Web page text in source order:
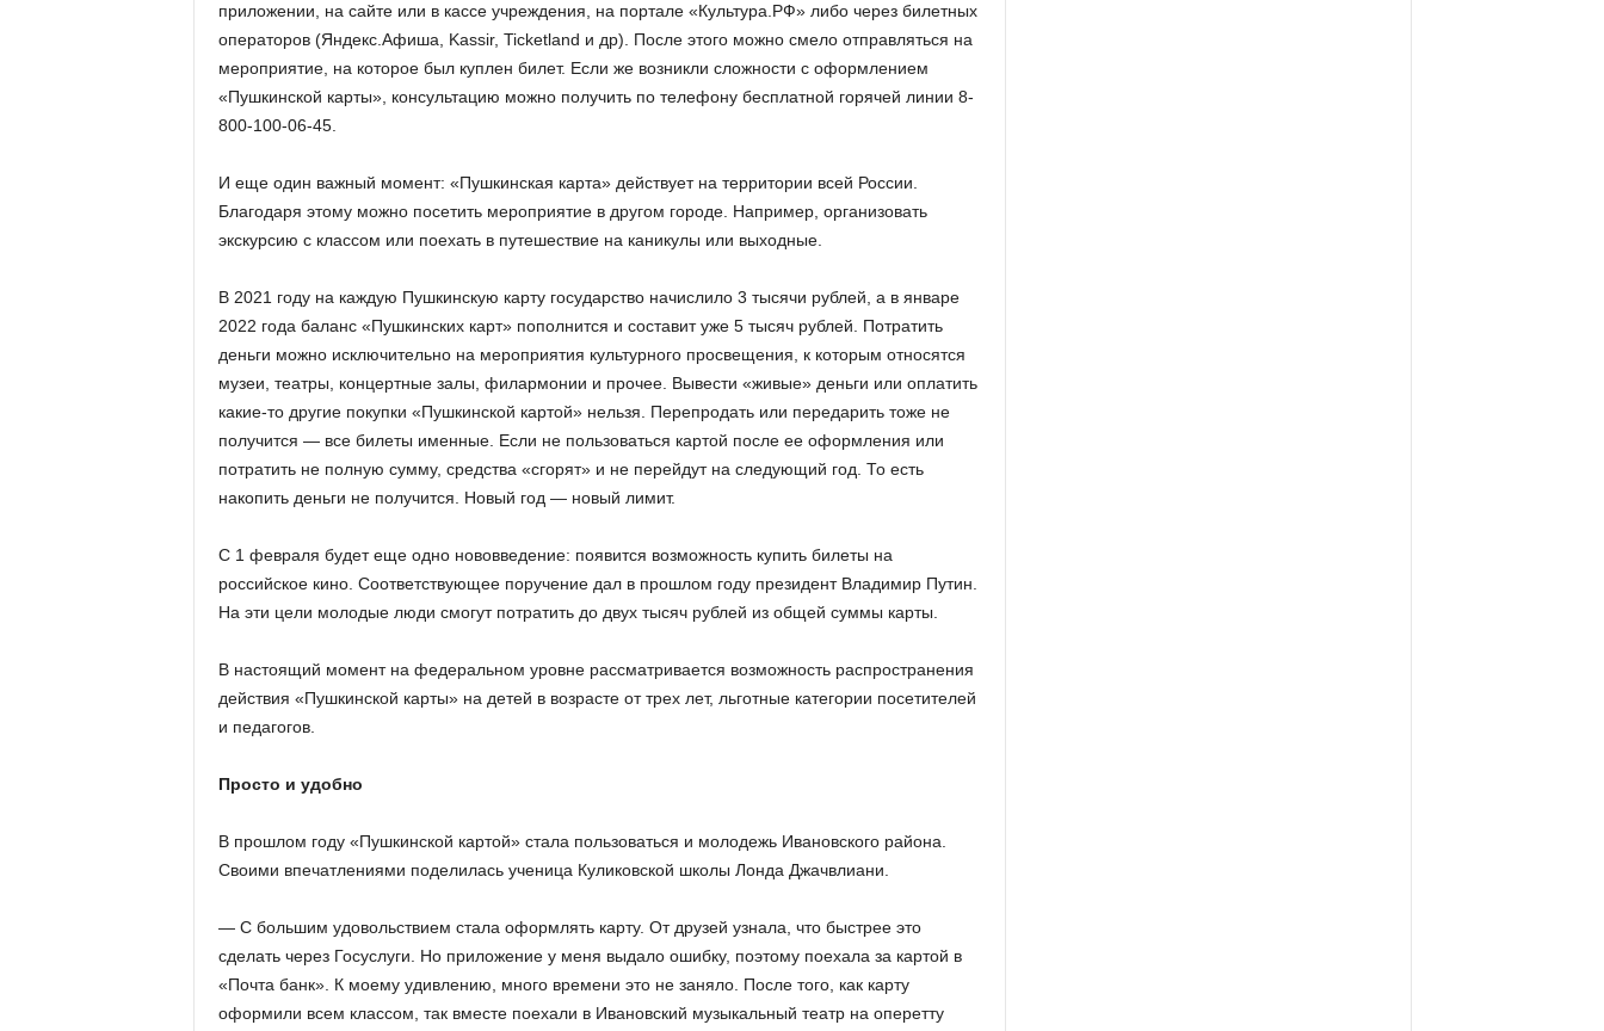
приложении, на сайте или в кассе учреждения, на портале «Культура.РФ» либо через билетных
операторов (Яндекс.Афиша, Kassir, Ticketland и др). После этого можно смело отправляться на
мероприятие, на которое был куплен билет. Если же возникли сложности с оформлением
«Пушкинской карты», консультацию можно получить по телефону бесплатной горячей линии 8-
800-100-06-45.
И еще один важный момент: «Пушкинская карта» действует на территории всей России.
Благодаря этому можно посетить мероприятие в другом городе. Например, организовать
экскурсию с классом или поехать в путешествие на каникулы или выходные.
В 2021 году на каждую Пушкинскую карту государство начислило 3 тысячи рублей, а в январе
2022 года баланс «Пушкинских карт» пополнится и составит уже 5 тысяч рублей. Потратить
деньги можно исключительно на мероприятия культурного просвещения, к которым относятся
музеи, театры, концертные залы, филармонии и прочее. Вывести «живые» деньги или оплатить
какие-то другие покупки «Пушкинской картой» нельзя. Перепродать или передарить тоже не
получится — все билеты именные. Если не пользоваться картой после ее оформления или
потратить не полную сумму, средства «сгорят» и не перейдут на следующий год. То есть
накопить деньги не получится. Новый год — новый лимит.
С 1 февраля будет еще одно нововведение: появится возможность купить билеты на
российское кино. Соответствующее поручение дал в прошлом году президент Владимир Путин.
На эти цели молодые люди смогут потратить до двух тысяч рублей из общей суммы карты.
В настоящий момент на федеральном уровне рассматривается возможность распространения
действия «Пушкинской карты» на детей в возрасте от трех лет, льготные категории посетителей
и педагогов.
Просто и удобно
В прошлом году «Пушкинской картой» стала пользоваться и молодежь Ивановского района.
Своими впечатлениями поделилась ученица Куликовской школы Лонда Джачвлиани.
— С большим удовольствием стала оформлять карту. От друзей узнала, что быстрее это
сделать через Госуслуги. Но приложение у меня выдало ошибку, поэтому поехала за картой в
«Почта банк». К моему удивлению, много времени это не заняло. После того, как карту
оформили всем классом, так вместе поехали в Ивановский музыкальный театр на оперетту